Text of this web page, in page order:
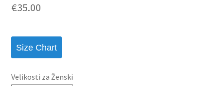
podlagi ocene
€35.00
Size Chart
Velikosti za Ženski